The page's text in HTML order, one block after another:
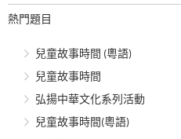
熱門題目
兒童故事時間 (粵語)
兒童故事時間
弘揚中華文化系列活動
兒童故事時間(粵語)